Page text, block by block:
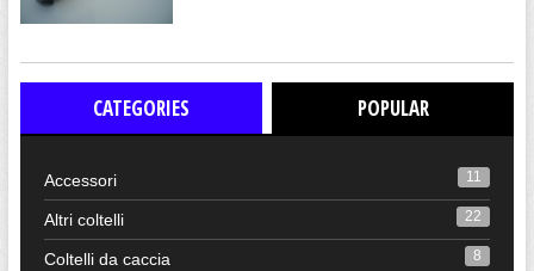
CATEGORIES POPULAR
Accessori 11
Altri coltelli 22
Coltelli da caccia 8